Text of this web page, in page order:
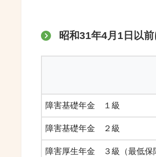
昭和31年4月1日以
障害基礎年金 １級
障害基礎年金 ２級
障害厚生年金 ３級（最低保